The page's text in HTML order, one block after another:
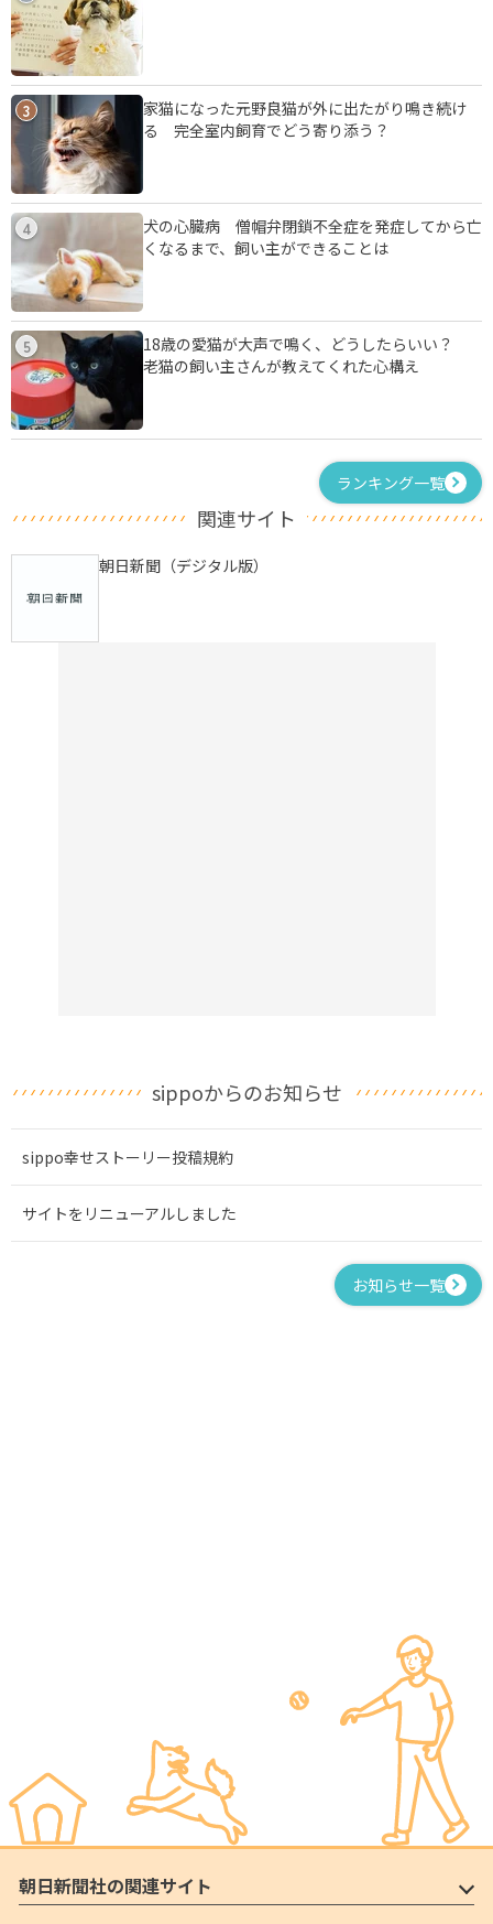
3
家猫になった元野良猫が外に出たがり鳴き続け
る 完全室内飼育でどう寄り添う？
4
犬の心臓病 僧帽弁閉鎖不全症を発症してから亡
くなるまで、飼い主ができることは
5
18歳の愛猫が大声で鳴く、どうしたらいい？
老猫の飼い主さんが教えてくれた心構え
ランキング一覧
関連サイト
朝日新聞（デジタル版）
sippoからのお知らせ
sippo幸せストーリー投稿規約
サイトをリニューアルしました
お知らせ一覧
朝日新聞社の関連サイト